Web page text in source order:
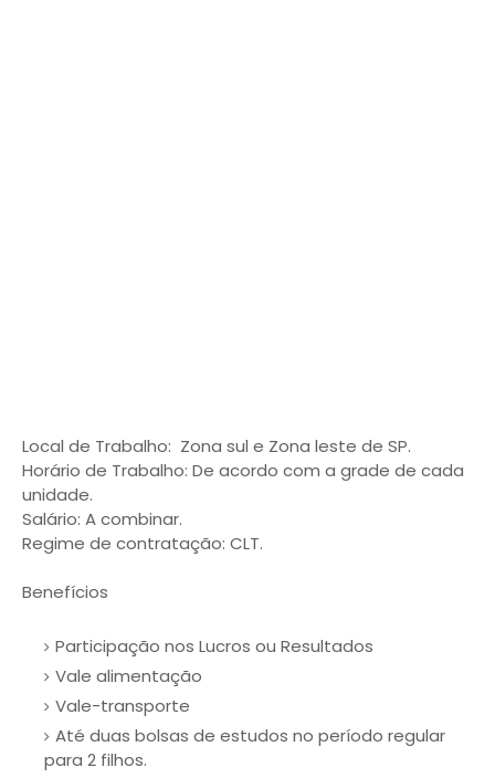
Local de Trabalho: Zona sul e Zona leste de SP.
Horário de Trabalho: De acordo com a grade de cada
unidade.
Salário: A combinar.
Regime de contratação: CLT.
Benefícios
Participação nos Lucros ou Resultados
Vale alimentação
Vale-transporte
Até duas bolsas de estudos no período regular
para 2 filhos.